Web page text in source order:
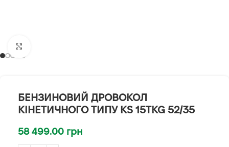
БЕНЗИНОВИЙ ДРОВОКОЛ
КІНЕТИЧНОГО ТИПУ KS 15TKG 52/35
58 499.00 грн